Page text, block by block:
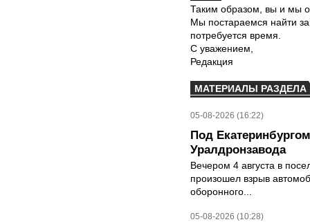
Таким образом, вы и мы
Мы постараемся найти
потребуется время.
С уважением,
Редакция
МАТЕРИАЛЫ РАЗДЕЛА
05-08-2026 (16:22)
Под
Уралдронзавода
Вечером 4 августа в
произошел взрыв
оборонного...
05-08-2026 (10:28)